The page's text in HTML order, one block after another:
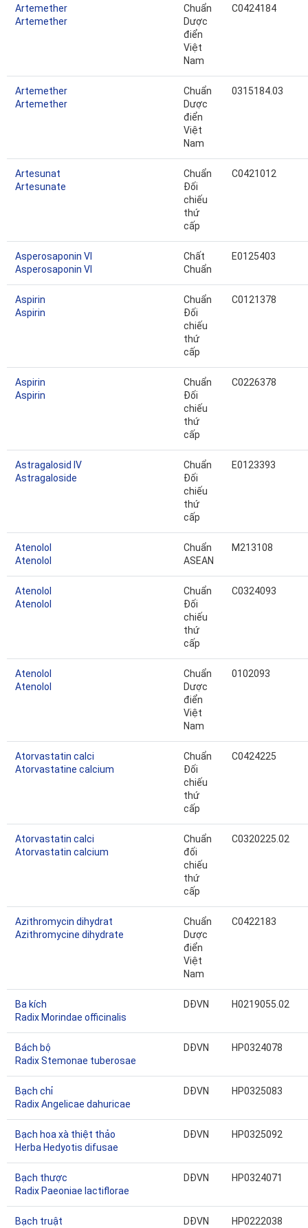
Artemether
Artemether
Chuẩn
Dược
điển
Việt
Nam
C0424184
Artemether
Artemether
Chuẩn
Dược
điển
Việt
Nam
0315184.03
Artesunat
Artesunate
Chuẩn
Đối
chiếu
thứ
cấp
C0421012
Asperosaponin VI
Asperosaponin VI
Chất
Chuẩn
E0125403
Aspirin
Aspirin
Chuẩn
Đối
chiếu
thứ
cấp
C0121378
Aspirin
Aspirin
Chuẩn
Đối
chiếu
thứ
cấp
C0226378
Astragalosid IV
Astragaloside
Chuẩn
Đối
chiếu
thứ
cấp
E0123393
Atenolol
Atenolol
Chuẩn
ASEAN
M213108
Atenolol
Atenolol
Chuẩn
Đối
chiếu
thứ
cấp
C0324093
Atenolol
Atenolol
Chuẩn
Dược
điển
Việt
Nam
0102093
Atorvastatin calci
Atorvastatine calcium
Chuẩn
Đối
chiếu
thứ
cấp
C0424225
Atorvastatin calci
Atorvastatin calcium
Chuẩn
đối
chiếu
thứ
cấp
C0320225.02
Azithromycin dihydrat
Azithromycine dihydrate
Chuẩn
Dược
điển
Việt
Nam
C0422183
Ba kích
Radix Morindae officinalis
DĐVN H0219055.02
Bách bộ
Radix Stemonae tuberosae
DĐVN HP0324078
Bạch chỉ
Radix Angelicae dahuricae
DĐVN HP0325083
Bạch hoa xà thiệt thảo
Herba Hedyotis difusae
DĐVN HP0325092
Bạch thược
Radix Paeoniae lactiflorae
DĐVN HP0324071
Bạch truật
DĐVN HP0222038